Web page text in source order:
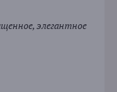
элегантное